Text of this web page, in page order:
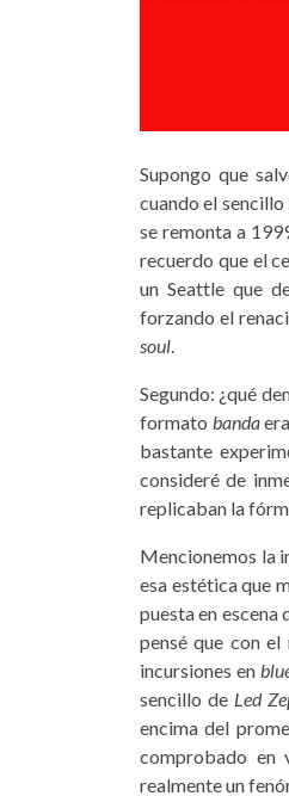
Supongo que
cuando el sencillo
se remonta a
recuerdo que el
un Seattle que
forzando el
soul.
Segundo: ¿qué
formato banda
bastante
consideré de
replicaban la
Mencionemos la
esa estética que
puesta en escena
pensé que con
incursiones en
sencillo de Led
encima del
comprobado en
realmente un